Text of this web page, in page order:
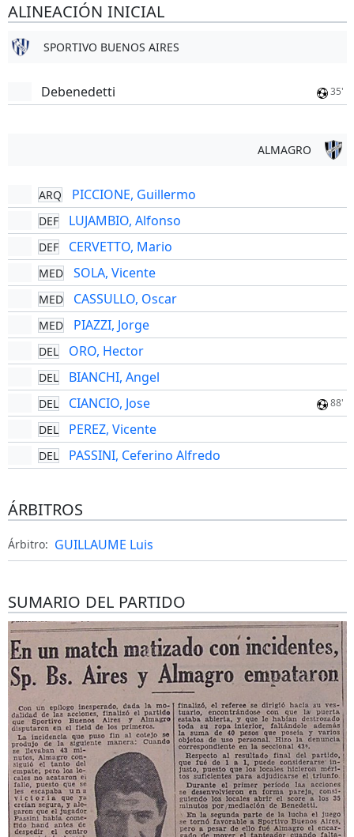
ALINEACIÓN INICIAL
SPORTIVO BUENOS AIRES
Debenedetti 35'
ALMAGRO
ARQ PICCIONE, Guillermo
DEF LUJAMBIO, Alfonso
DEF CERVETTO, Mario
MED SOLA, Vicente
MED CASSULLO, Oscar
MED PIAZZI, Jorge
DEL ORO, Hector
DEL BIANCHI, Angel
DEL CIANCIO, Jose 88'
DEL PEREZ, Vicente
DEL PASSINI, Ceferino Alfredo
ÁRBITROS
Árbitro: GUILLAUME Luis
SUMARIO DEL PARTIDO